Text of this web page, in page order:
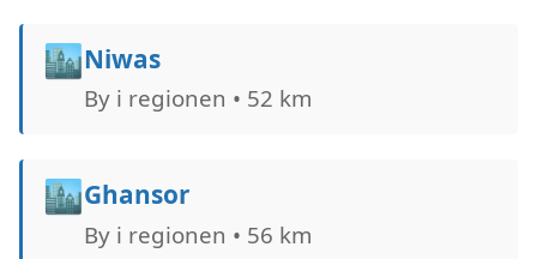
🏙️Niwas
By i regionen • 52 km
🏙️Ghansor
By i regionen • 56 km